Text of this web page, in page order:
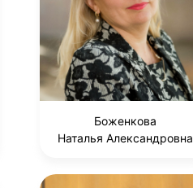
Боженкова
Наталья Александровна